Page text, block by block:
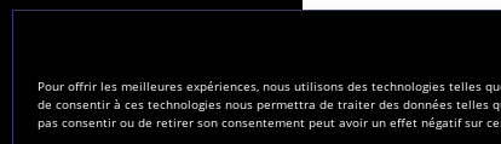
Pour offrir les meilleures expériences, nous utilisons des technologies telles
de consentir à ces technologies nous permettra de traiter des données telles
pas consentir ou de retirer son consentement peut avoir un effet négatif sur